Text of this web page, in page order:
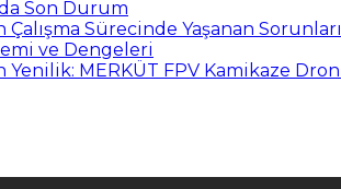
Son Durum
Sürecinde Yaşanan
ve Dengeleri
Yenilik: MERKÜT FPV Kamikaze